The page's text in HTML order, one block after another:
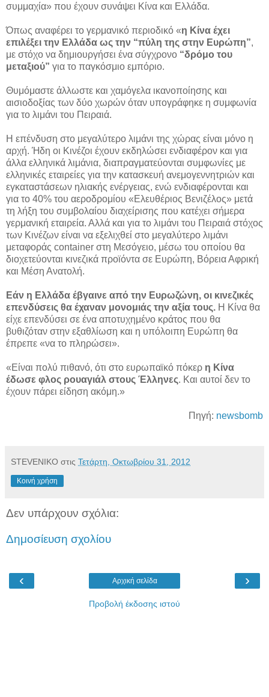
συμμαχία» που έχουν συνάψει Κίνα και Ελλάδα.
Όπως αναφέρει το γερμανικό περιοδικό «η Κίνα έχει
επιλέξει την Ελλάδα ως την “πύλη της στην Ευρώπη”,
με στόχο να δημιουργήσει ένα σύγχρονο “δρόμο του
μεταξιού” για το παγκόσμιο εμπόριο.
Θυμόμαστε άλλωστε και χαμόγελα ικανοποίησης και
αισιοδοξίας των δύο χωρών όταν υπογράφηκε η συμφωνία
για το λιμάνι του Πειραιά.
Η επένδυση στο μεγαλύτερο λιμάνι της χώρας είναι μόνο η
αρχή. Ήδη οι Κινέζοι έχουν εκδηλώσει ενδιαφέρον και για
άλλα ελληνικά λιμάνια, διαπραγματεύονται συμφωνίες με
ελληνικές εταιρείες για την κατασκευή ανεμογεννητριών και
εγκαταστάσεων ηλιακής ενέργειας, ενώ ενδιαφέρονται και
για το 40% του αεροδρομίου «Ελευθέριος Βενιζέλος» μετά
τη λήξη του συμβολαίου διαχείρισης που κατέχει σήμερα
γερμανική εταιρεία. Αλλά και για το λιμάνι του Πειραιά στόχος
των Κινέζων είναι να εξελιχθεί στο μεγαλύτερο λιμάνι
μεταφοράς container στη Μεσόγειο, μέσω του οποίου θα
διοχετεύονται κινεζικά προϊόντα σε Ευρώπη, Βόρεια Αφρική
και Μέση Ανατολή.
Εάν η Ελλάδα έβγαινε από την Ευρωζώνη, οι κινεζικές
επενδύσεις θα έχαναν μονομιάς την αξία τους. Η Κίνα θα
είχε επενδύσει σε ένα αποτυχημένο κράτος που θα
βυθιζόταν στην εξαθλίωση και η υπόλοιπη Ευρώπη θα
έπρεπε «να το πληρώσει».
«Είναι πολύ πιθανό, ότι στο ευρωπαϊκό πόκερ η Κίνα
έδωσε φλος ρουαγιάλ στους Έλληνες. Και αυτοί δεν το
έχουν πάρει είδηση ακόμη.»
Πηγή: newsbomb
STEVENIKO στις Τετάρτη, Οκτωβρίου 31, 2012
Κοινή χρήση
Δεν υπάρχουν σχόλια:
Δημοσίευση σχολίου
‹ ›
Αρχική σελίδα
Προβολή έκδοσης ιστού